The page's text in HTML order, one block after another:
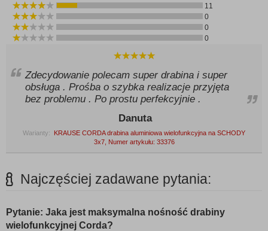
11
0
0
0
Zdecydowanie polecam super drabina i super
obsługa . Prośba o szybka realizacje przyjęta
bez problemu . Po prostu perfekcyjnie .
Danuta
Warianty:
KRAUSE CORDA drabina aluminiowa wielofunkcyjna na SCHODY
3x7, Numer artykułu: 33376
Najczęściej zadawane pytania:
Pytanie: Jaka jest maksymalna nośność drabiny
wielofunkcyjnej Corda?